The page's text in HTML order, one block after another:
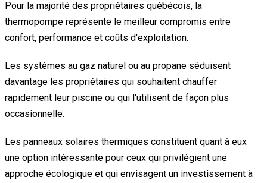
Pour la majorité des propriétaires québécois, la
thermopompe représente le meilleur compromis entre
confort, performance et coûts d'exploitation.
Les systèmes au gaz naturel ou au propane séduisent
davantage les propriétaires qui souhaitent chauffer
rapidement leur piscine ou qui l'utilisent de façon plus
occasionnelle.
Les panneaux solaires thermiques constituent quant à eux
une option intéressante pour ceux qui privilégient une
approche écologique et qui envisagent un investissement à